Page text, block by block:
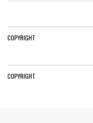
COPYRIGHT
COPYRIGHT